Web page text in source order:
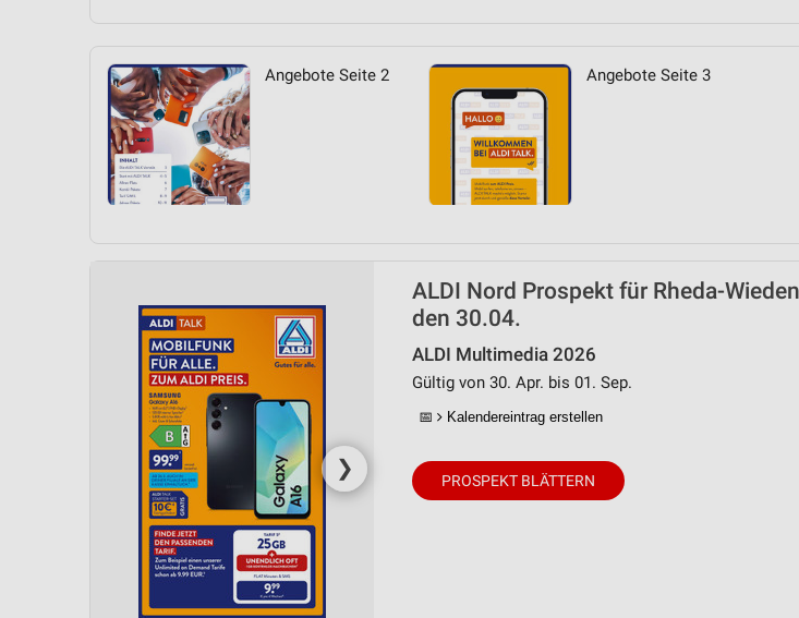
Angebote Seite 2 Angebote Seite 3
❯
ALDI Nord Prospekt für Rheda-
den 30.04.
ALDI Multimedia 2026
Gültig von 30. Apr. bis 01. Sep.
📅 Kalendereintrag erstellen
PROSPEKT BLÄTTERN